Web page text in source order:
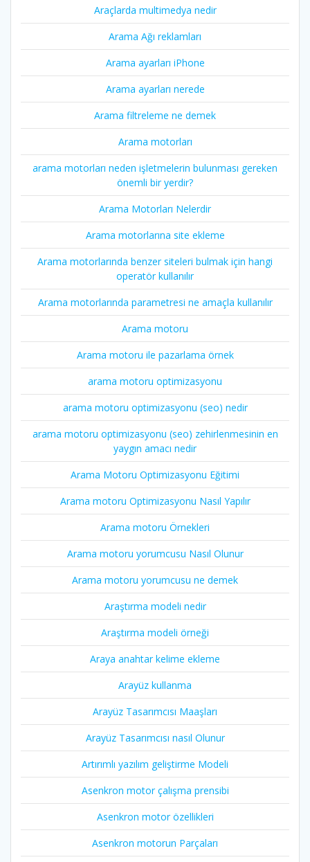
Araçlarda multimedya nedir
Arama Ağı reklamları
Arama ayarları iPhone
Arama ayarları nerede
Arama filtreleme ne demek
Arama motorları
arama motorları neden işletmelerin bulunması gereken
önemli bir yerdir?
Arama Motorları Nelerdir
Arama motorlarına site ekleme
Arama motorlarında benzer siteleri bulmak için hangi
operatör kullanılır
Arama motorlarında parametresi ne amaçla kullanılır
Arama motoru
Arama motoru ile pazarlama örnek
arama motoru optimizasyonu
arama motoru optimizasyonu (seo) nedir
arama motoru optimizasyonu (seo) zehirlenmesinin en
yaygın amacı nedir
Arama Motoru Optimizasyonu Eğitimi
Arama motoru Optimizasyonu Nasıl Yapılır
Arama motoru Örnekleri
Arama motoru yorumcusu Nasıl Olunur
Arama motoru yorumcusu ne demek
Araştırma modeli nedir
Araştırma modeli örneği
Araya anahtar kelime ekleme
Arayüz kullanma
Arayüz Tasarımcısı Maaşları
Arayüz Tasarımcısı nasıl Olunur
Artırımlı yazılım geliştirme Modeli
Asenkron motor çalışma prensibi
Asenkron motor özellikleri
Asenkron motorun Parçaları